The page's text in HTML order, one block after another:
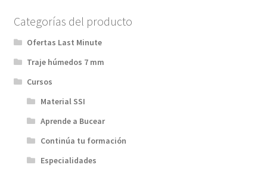
Categorías del producto
Ofertas Last Minute
Traje húmedos 7 mm
Cursos
Material SSI
Aprende a Bucear
Continúa tu formación
Especialidades